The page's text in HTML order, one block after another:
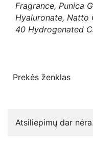
Fragrance, Punica
Hyaluronate, Natto
40 Hydrogenated
Prekės ženklas
Atsiliepimų dar nėra.